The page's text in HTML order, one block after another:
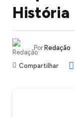
História
Por Redação
Compartilhar